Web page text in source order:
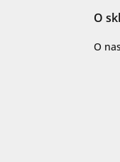
Barwolf
O
O nas